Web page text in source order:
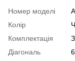
Номер моделі
Колір
Комплектація
Діагональ